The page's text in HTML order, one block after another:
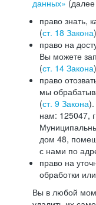
данных»
право знать,
(ст. 18 Закона
право на
Вы можете
(ст. 14 Закона
право
мы
(ст. 9 Закона).
нам: 125047,
дом 48,
с нами по
право на
обработки
Вы в любой